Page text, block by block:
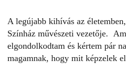
A legújabb kihívás az
Színház művészeti vezetője.
elgondolkodtam és kértem pár
magamnak, hogy mit képzelek